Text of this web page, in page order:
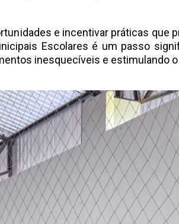
e incentivar práticas que
Escolares é um passo
inesquecíveis e estimulando